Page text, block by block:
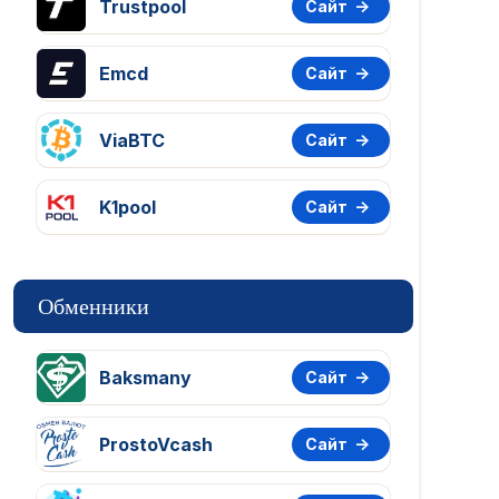
Trustpool Сайт
Emcd Сайт
ViaBTC Сайт
K1pool Сайт
Обменники
Baksmany Сайт
ProstoVcash Сайт